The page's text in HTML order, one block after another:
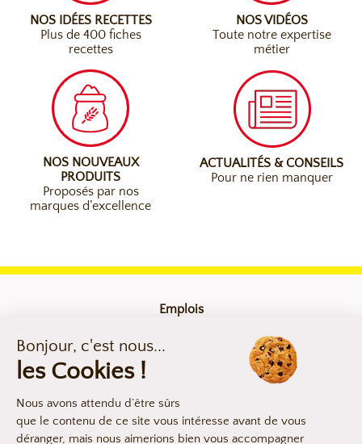
NOS IDÉES RECETTES
Plus de 400 fiches
recettes
NOS VIDÉOS
Toute notre expertise
métier
NOS NOUVEAUX
PRODUITS
Proposés par nos
marques d’excellence
ACTUALITÉS & CONSEILS
Pour ne rien manquer
Emplois
Mentions légales
Compliance